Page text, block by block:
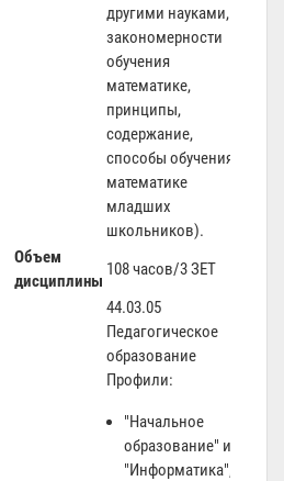
другими науками,
закономерности
обучения
математике,
принципы,
содержание,
способы обучения
математике
младших
школьников).
Объем
дисциплины
108 часов/3 ЗЕТ
44.03.05
Педагогическое
образование
Профили:
"Начальное
образование" и
"Информатика",